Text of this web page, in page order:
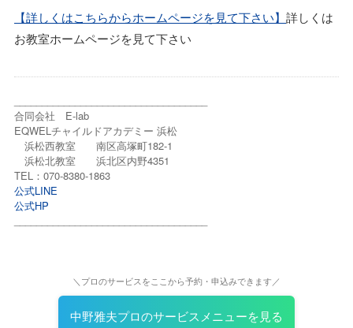
【詳しくはこちらからホームページを見て下さい】 詳しくは
お教室ホームページを見て下さい
合同会社 E-lab
EQWELチャイルドアカデミー 浜松
浜松西教室 南区高塚町182-1
浜松北教室 浜北区内野4351
TEL：070-8380-1863
公式LINE
公式HP
＼プロのサービスをここから予約・申込みできます／
中野雅夫プロのサービスメニューを見る